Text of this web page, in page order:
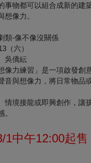
事物都可以組合成新的建
想像力。
類-像不像沒關係
（六）
吳僑紜
像力練習」是一項啟發創
音與想像力，將日常物品
情境接龍或即興創作，讓
1中午12:00起售